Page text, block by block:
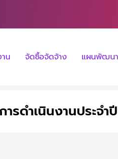
น จัดซื้อจัดจ้าง แผนพัฒนา
รดำเนินงานประจำ